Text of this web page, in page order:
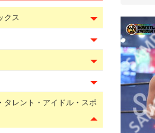
クス
タレント・アイドル・スポ